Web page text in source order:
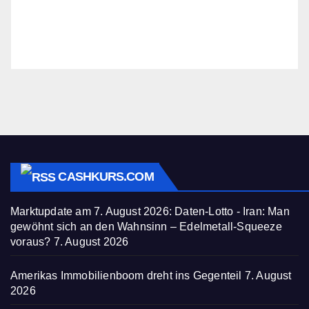
CASHKURS.COM
Marktupdate am 7. August 2026: Daten-Lotto - Iran: Man
gewöhnt sich an den Wahnsinn – Edelmetall-Squeeze
voraus? 7. August 2026
Amerikas Immobilienboom dreht ins Gegenteil 7. August
2026